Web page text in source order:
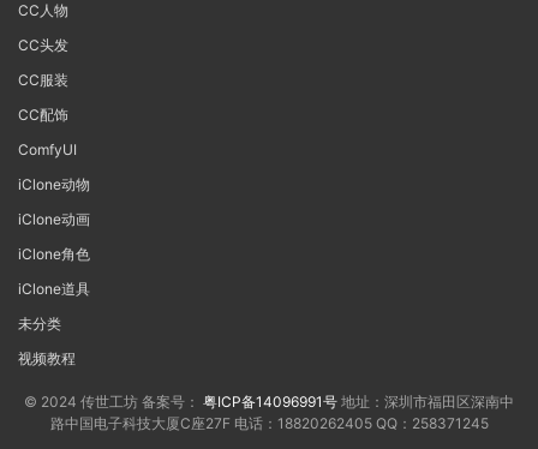
CC人物
CC头发
CC服装
CC配饰
ComfyUI
iClone动物
iClone动画
iClone角色
iClone道具
未分类
视频教程
© 2024 传世工坊 备案号： 粤ICP备14096991号 地址：深圳市福田区深南中
路中国电子科技大厦C座27F 电话：18820262405 QQ：258371245